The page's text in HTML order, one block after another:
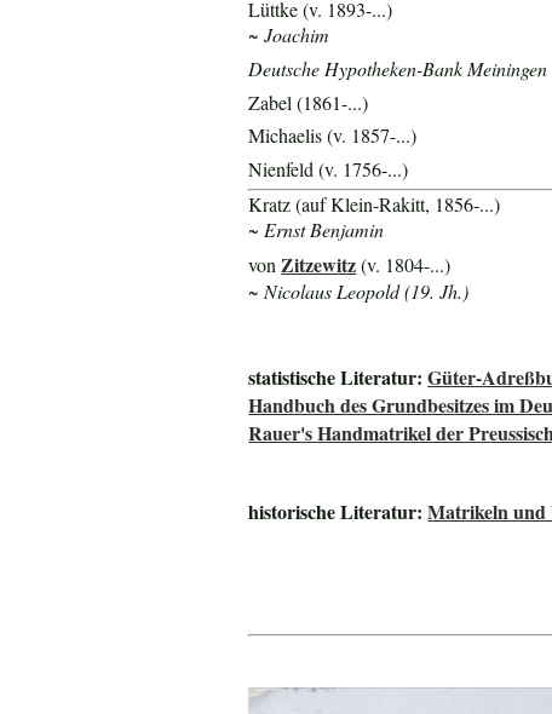
Lüttke (v. 1893-...)
~ Joachim
Deutsche Hypotheken-Bank
Zabel (1861-...)
Michaelis (v. 1857-...)
Nienfeld (v. 1756-...)
Kratz (auf Klein-Rakitt, 1856-...)
~ Ernst Benjamin
von Zitzewitz(v. 1804-...)
~ Nicolaus Leopold (19. Jh.)
statistische Literatur:Güter-
Handbuch des Grundbesitzes im
Rauer's Handmatrikel der
historische Literatur:Matrikeln und